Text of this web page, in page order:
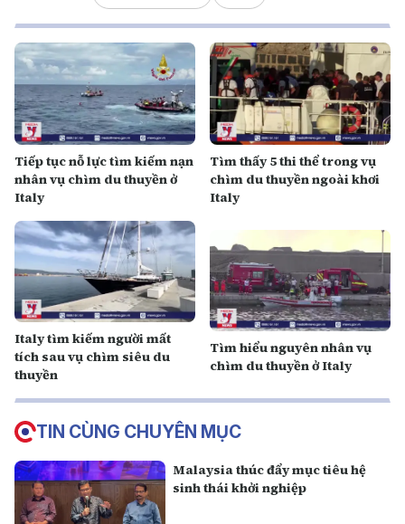
Tiếp tục nỗ lực tìm kiếm nạn
nhân vụ chìm du thuyền ở
Italy
Tìm thấy 5 thi thể trong vụ
chìm du thuyền ngoài khơi
Italy
Italy tìm kiếm người mất
tích sau vụ chìm siêu du
thuyền
Tìm hiểu nguyên nhân vụ
chìm du thuyền ở Italy
TIN CÙNG CHUYÊN MỤC
Malaysia thúc đẩy mục tiêu hệ
sinh thái khởi nghiệp